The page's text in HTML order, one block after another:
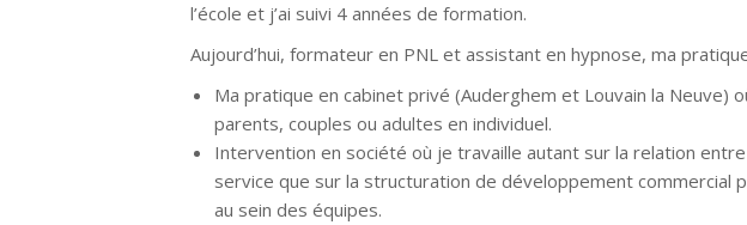
l’école et j’ai suivi 4 années de formation.
Aujourd’hui, formateur en PNL et assistant en hypnose, ma
Ma pratique en cabinet privé (Auderghem et Louvain la Neuve)
parents, couples ou adultes en individuel.
Intervention en société où je travaille autant sur la relation
service que sur la structuration de développement commercial
au sein des équipes.